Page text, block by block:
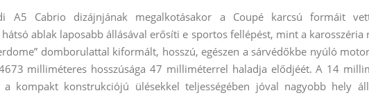
A5 Cabrio dizájnjának megalkotásakor a Coupé karcsú formáit
ablak laposabb állásával erősíti e sportos fellépést, mint a karosszéria
domborulattal kiformált, hosszú, egészen a sárvédőkbe nyúló
milliméteres hosszúsága 47 milliméterrel haladja elődjéét. A 14
a kompakt konstrukciójú ülésekkel teljességében jóval nagyobb hely